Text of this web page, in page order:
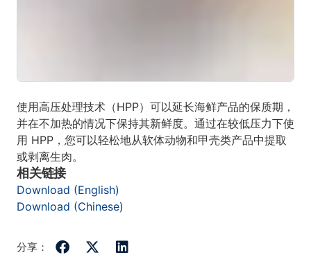
使用高压处理技术（HPP）可以延长海鲜产品的保质期，
并在不加热的情况下保持其新鲜度。通过在较低压力下使
用 HPP，您可以轻松地从软体动物和甲壳类产品中提取
或剥离生肉。
相关链接
Download (English)
Download (Chinese)
分享：